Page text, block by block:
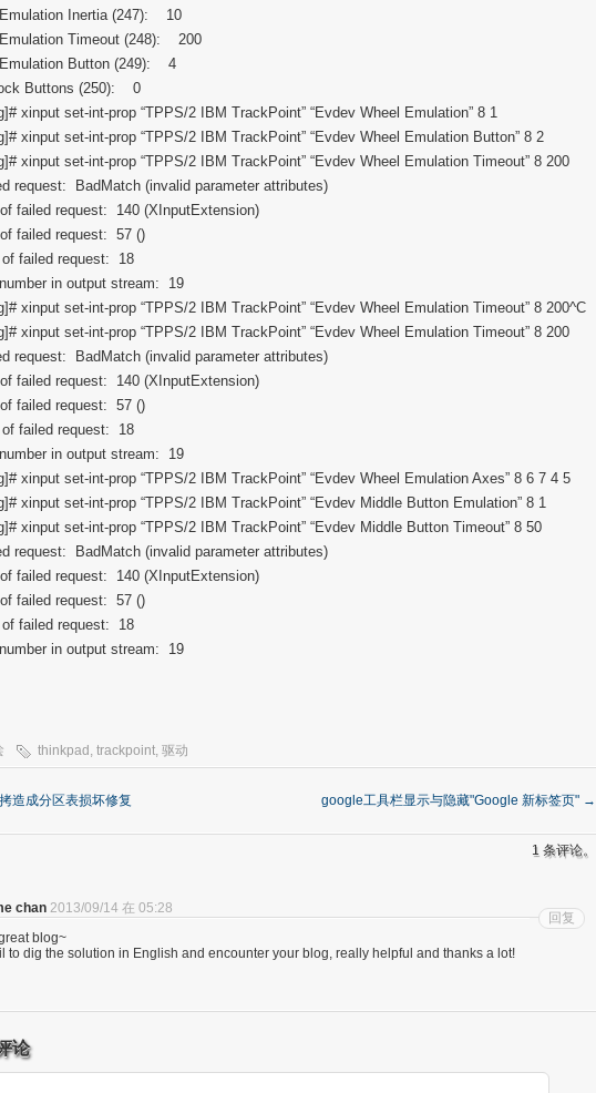
Inertia (247): 10
Timeout (248): 200
Emulation Button (249): 4
Buttons (250): 0
xinput set-int-prop “TPPS/2 IBM TrackPoint” “Evdev Wheel Emulation” 8 1
xinput set-int-prop “TPPS/2 IBM TrackPoint” “Evdev Wheel Emulation Button” 8 2
xinput set-int-prop “TPPS/2 IBM TrackPoint” “Evdev Wheel Emulation Timeout” 8 200
request: BadMatch (invalid parameter attributes)
failed request: 140 (XInputExtension)
failed request: 57 ()
of failed request: 18
in output stream: 19
xinput set-int-prop “TPPS/2 IBM TrackPoint” “Evdev Wheel Emulation Timeout” 8 200^C
xinput set-int-prop “TPPS/2 IBM TrackPoint” “Evdev Wheel Emulation Timeout” 8 200
request: BadMatch (invalid parameter attributes)
failed request: 140 (XInputExtension)
failed request: 57 ()
of failed request: 18
in output stream: 19
xinput set-int-prop “TPPS/2 IBM TrackPoint” “Evdev Wheel Emulation Axes” 8 6 7 4 5
xinput set-int-prop “TPPS/2 IBM TrackPoint” “Evdev Middle Button Emulation” 8 1
xinput set-int-prop “TPPS/2 IBM TrackPoint” “Evdev Middle Button Timeout” 8 50
request: BadMatch (invalid parameter attributes)
failed request: 140 (XInputExtension)
failed request: 57 ()
of failed request: 18
in output stream: 19
thinkpad , trackpoint, 驱动
造成分区表损坏修复 google工具栏显示与隐藏"Google 新标签页" →
1 条评论。
chan 2013/09/14 在 05:28
blog~
to dig the solution in English and encounter your blog, really helpful and thanks a lot!
回复
论